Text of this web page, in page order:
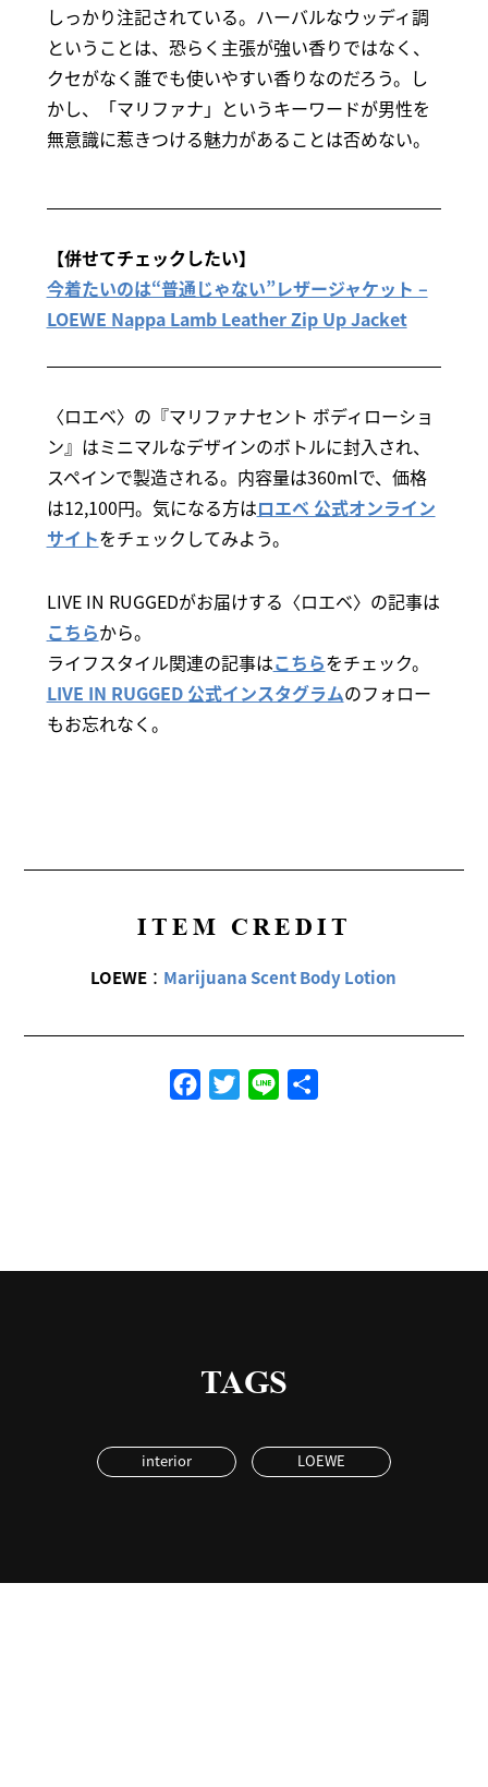
しっかり注記されている。ハーバルなウッディ調
ということは、恐らく主張が強い香りではなく、
クセがなく誰でも使いやすい香りなのだろう。し
かし、「マリファナ」というキーワードが男性を
無意識に惹きつける魅力があることは否めない。
【併せてチェックしたい】
今着たいのは“普通じゃない”レザージャケット –
LOEWE Nappa Lamb Leather Zip Up Jacket
〈ロエベ〉の『マリファナセント ボディローショ
ン』はミニマルなデザインのボトルに封入され、
スペインで製造される。内容量は360mlで、価格
は12,100円。気になる方はロエベ 公式オンライン
サイトをチェックしてみよう。
LIVE IN RUGGEDがお届けする〈ロエベ〉の記事は
こちらから。
ライフスタイル関連の記事はこちらをチェック。
LIVE IN RUGGED 公式インスタグラムのフォロー
もお忘れなく。
ITEM CREDIT
LOEWE ： Marijuana Scent Body Lotion
FacebookTwitterLine
TAGS
interior LOEWE